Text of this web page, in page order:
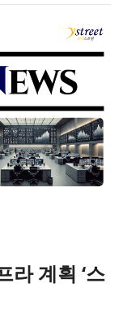
라 계획 ‘스